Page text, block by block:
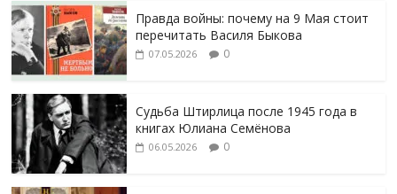
Правда войны: почему на 9 Мая стоит
перечитать Василя Быкова
07.05.2026 0
Судьба Штирлица после 1945 года в
книгах Юлиана Семёнова
06.05.2026 0